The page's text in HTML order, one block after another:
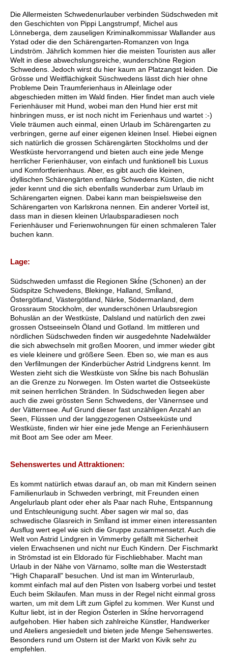
Die Allermeisten Schwedenurlauber verbinden Südschweden mit
den Geschichten von Pippi Langstrumpf, Michel aus
Lönneberga, dem zauseligen Kriminalkommissar Wallander aus
Ystad oder die den Schärengarten-Romanzen von Inga
Lindström. Jährlich kommen hier die meisten Touristen aus aller
Welt in diese abwechslungsreiche, wunderschöne Region
Schwedens. Jedoch wirst du hier kaum an Platzangst leiden. Die
Grösse und Weitflächigkeit Süschwedens lässt dich hier ohne
Probleme Dein Traumferienhaus in Alleinlage oder
abgeschieden mitten im Wald finden. Hier findet man auch viele
Ferienhäuser mit Hund, wobei man den Hund hier erst mit
hinbringen muss, er ist noch nicht im Ferienhaus und wartet :-)
Viele träumen auch einmal, einen Urlaub im Schärengarten zu
verbringen, gerne auf einer eigenen kleinen Insel. Hiebei eignen
sich natürlich die grossen Schärengärten Stockholms und der
Westküste hervorrangend und bieten auch eine jede Menge
herrlicher Ferienhäuser, von einfach und funktionell bis Luxus
und Komfortferienhaus. Aber, es gibt auch die kleinen,
idyllischen Schärengärten entlang Schwedens Küsten, die nicht
jeder kennt und die sich ebenfalls wunderbar zum Urlaub im
Schärengarten eignen. Dabei kann man beispielsweise den
Schärengarten von Karlskrona nennen. Ein anderer Vorteil ist,
dass man in diesen kleinen Urlaubsparadiesen noch
Ferienhäuser und Ferienwohnungen für einen schmaleren Taler
buchen kann.
Lage:
Südschweden umfasst die Regionen Skĺne (Schonen) an der
Südspitze Schwedens, Blekinge, Halland, Smĺland,
Östergötland, Västergötland, Närke, Södermanland, dem
Grossraum Stockholm, der wunderschönen Urlaubsregion
Bohuslän an der Westküste, Dalsland und natürlich den zwei
grossen Ostseeinseln Öland und Gotland. Im mittleren und
nördlichen Südschweden finden wir ausgedehnte Nadelwälder
die sich abwechseln mit großen Mooren, und immer wieder gibt
es viele kleinere und größere Seen. Eben so, wie man es aus
den Verfilmungen der Kinderbücher Astrid Lindgrens kennt. Im
Westen zieht sich die Westküste von Skĺne bis nach Bohuslän
an die Grenze zu Norwegen. Im Osten wartet die Ostseeküste
mit seinen herrlichen Stränden. In Südschweden liegen aber
auch die zwei grössten Senn Schwedens, der Vänernsee und
der Vätternsee. Auf Grund dieser fast unzähligen Anzahl an
Seen, Flüssen und der langgezogenen Ostseeküste und
Westküste, finden wir hier eine jede Menge an Ferienhäusern
mit Boot am See oder am Meer.
Sehenswertes und Attraktionen:
Es kommt natürlich etwas darauf an, ob man mit Kindern seinen
Familienurlaub in Schweden verbringt, mit Freunden einen
Angelurlaub plant oder eher als Paar nach Ruhe, Entspannung
und Entschleunigung sucht. Aber sagen wir mal so, das
schwedische Glasreich in Smĺland ist immer einen interessanten
Ausflug wert egel wie sich die Gruppe zusammensetzt. Auch die
Welt von Astrid Lindgren in Vimmerby gefällt mit Sicherheit
vielen Erwachsenen und nicht nur Euch Kindern. Der Fischmarkt
in Strömstad ist ein Eldorado für Fischliebhaber. Macht man
Urlaub in der Nähe von Värnamo, sollte man die Westerstadt
"High Chaparall" besuchen. Und ist man im Winterurlaub,
kommt einfach mal auf den Pisten von Isaberg vorbei und testet
Euch beim Skilaufen. Man muss in der Regel nicht einmal gross
warten, um mit dem Lift zum Gipfel zu kommen. Wer Kunst und
Kultur liebt, ist in der Region Österlen in Skĺne hervorragend
aufgehoben. Hier haben sich zahlreiche Künstler, Handwerker
und Ateliers angesiedelt und bieten jede Menge Sehenswertes.
Besonders rund um Ostern ist der Markt von Kivik sehr zu
empfehlen.